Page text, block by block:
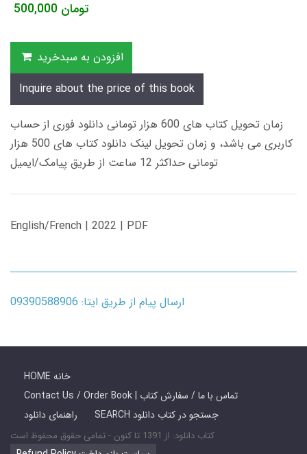
500,000 تومان
افزودن به سبدخرید
Inquire about the price of this book
زمان تحویل کتاب های 600 هزار تومانی دانلود فوری از حساب
کاربری می باشد، و زمان تحویل لینک دانلود کتاب های 500 هزار
تومانی حداکثر 12 ساعت از طریق پیامک/ایمیل
English/French | 2022 | PDF
ارسال پیام از طریق ایتا: 09390588906
HOME خانه
Contact Us / Order Book | تماس با ما / سفارش کتاب
راهنمای دانلود
SEARCH جستجو در کتاب دانلود
کتاب دانلود: از 1391 تا کنون - تمامی حقوق محفوظ است